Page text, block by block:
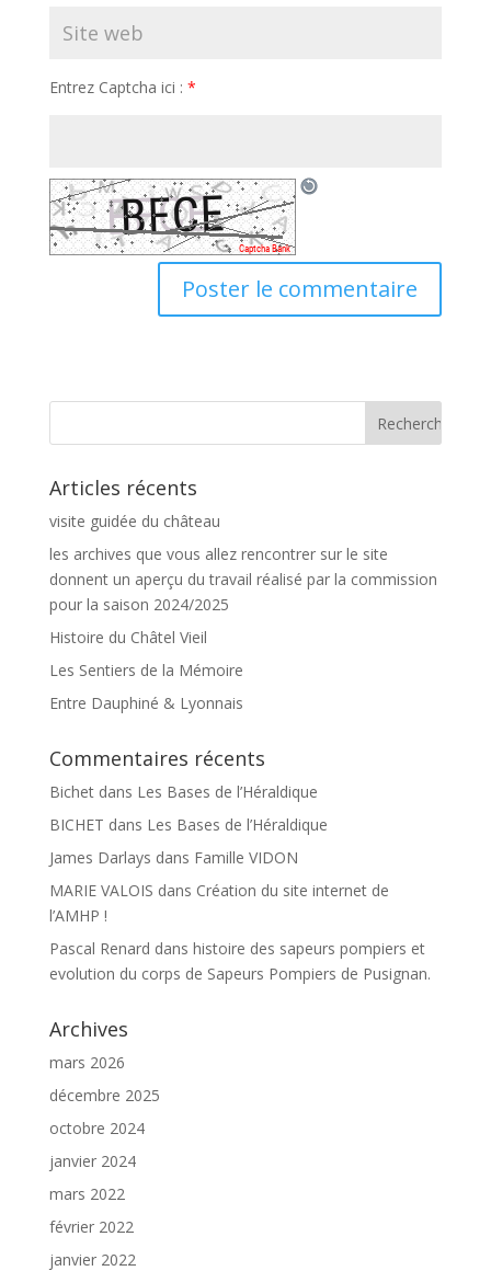
Entrez Captcha ici : *
Articles récents
visite guidée du château
les archives que vous allez rencontrer sur le site
donnent un aperçu du travail réalisé par la commission
pour la saison 2024/2025
Histoire du Châtel Vieil
Les Sentiers de la Mémoire
Entre Dauphiné & Lyonnais
Commentaires récents
Bichetdans Les Bases de l’Héraldique
BICHET dans Les Bases de l’Héraldique
James Darlays dans Famille VIDON
MARIE VALOIS dans Création du site internet de
l’AMHP !
Pascal Renard dans histoire des sapeurs pompiers et
evolution du corps de Sapeurs Pompiers de Pusignan.
Archives
mars 2026
décembre 2025
octobre 2024
janvier 2024
mars 2022
février 2022
janvier 2022